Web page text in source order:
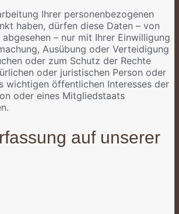
Ihrer personenbezogenen
haben, dürfen diese Daten – von
– nur mit Ihrer Einwilligung
Ausübung oder Verteidigung
oder zum Schutz der Rechte
oder juristischen Person oder
wichtigen öffentlichen Interesses der
oder eines Mitgliedstaats
auf unserer